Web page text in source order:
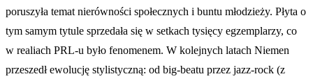
poruszyła temat nierówności społecznych i buntu młodzieży. Płyta o
tym samym tytule sprzedała się w setkach tysięcy egzemplarzy, co
w realiach PRL-u było fenomenem. W kolejnych latach Niemen
przeszedł ewolucję stylistyczną: od big-beatu przez jazz-rock (z